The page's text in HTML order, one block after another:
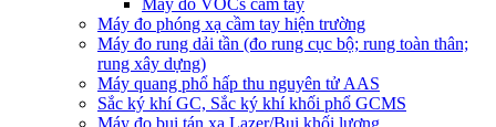
Máy đo phóng xạ cầm tay hiện trường
Máy đo rung dải tần (đo rung cục bộ; rung toàn thân;
rung xây dựng)
Máy quang phổ hấp thu nguyên tử AAS
Sắc ký khí GC, Sắc ký khí khối phổ GCMS
Máy đo bụi tán xạ Lazer/Bụi khối lượng